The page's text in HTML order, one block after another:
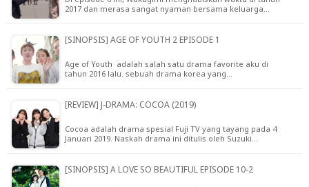
2017 dan merasa sangat nyaman bersama keluarga…
[SINOPSIS] AGE OF YOUTH 2 EPISODE 1
Age of Youth adalah salah satu drama favorite aku di
tahun 2016 lalu. sebuah drama korea yang…
[REVIEW] J-DRAMA: COCOA (2019)
Cocoa adalah drama spesial Fuji TV yang tayang pada 4
Januari 2019. Naskah drama ini ditulis oleh Suzuki…
[SINOPSIS] A LOVE SO BEAUTIFUL EPISODE 10-2